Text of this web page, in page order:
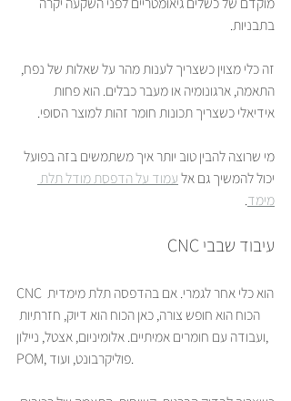
בתבניות.
זה כלי מצוין כשצריך לענות מהר על שאלות של נפח,
התאמה, ארגונומיה או מעבר כבלים. הוא פחות
אידיאלי כשצריך תכונות חומר זהות למוצר הסופי.
מי שרוצה להבין טוב יותר איך משתמשים בזה בפועל
יכול להמשיך גם אל עמוד על הדפסת מודל תלת
מימד.
עיבוד שבבי CNC
CNC הוא כלי אחר לגמרי. אם בהדפסה תלת מימדית
הכוח הוא חופש צורה, כאן הכוח הוא דיוק, חזרתיות
ועבודה עם חומרים אמיתיים. אלומיניום, אצטל, ניילון,
POM, פוליקרבונט, ועוד.